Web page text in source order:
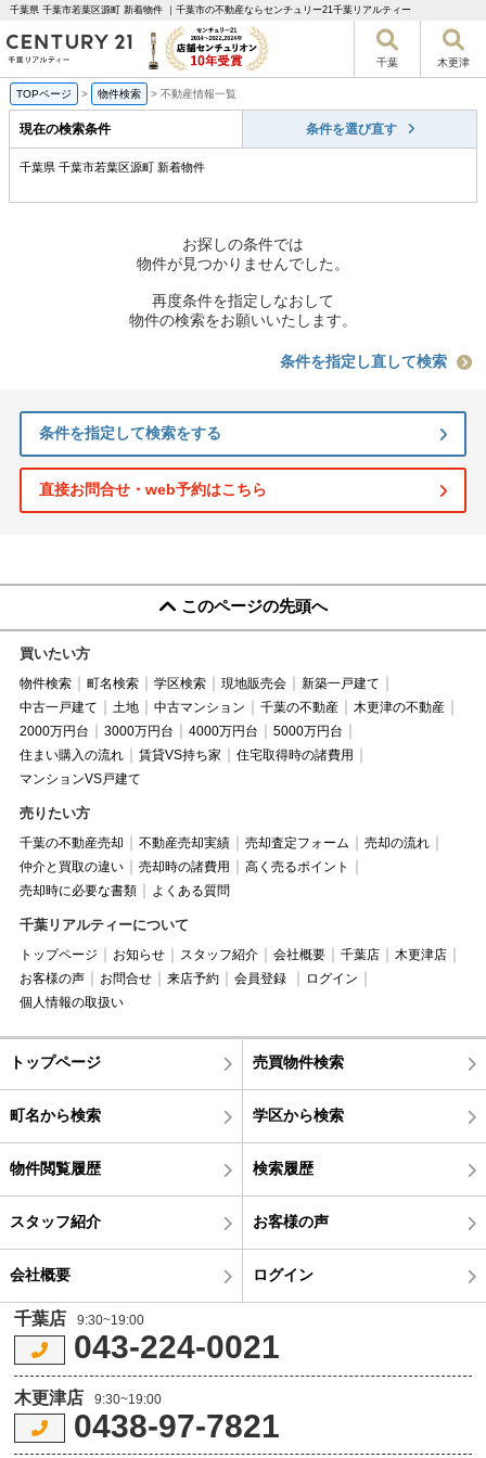
千葉県 千葉市若葉区源町 新着物件 ｜千葉市の不動産ならセンチュリー21千葉リアルティー
千葉 木更津
TOPページ > 物件検索 > 不動産情報一覧
現在の検索条件 条件を選び直す
千葉県 千葉市若葉区源町 新着物件
お探しの条件では
物件が見つかりませんでした。
再度条件を指定しなおして
物件の検索をお願いいたします。
条件を指定し直して検索
条件を指定して検索をする
直接お問合せ・web予約はこちら
このページの先頭へ
買いたい方
物件検索 町名検索 学区検索 現地販売会
新築一戸建て
中古一戸建て
土地 中古マンション 千葉の不動産
木更津の不動産
2000万円台
3000万円台 4000万円台
5000万円台
住まい購入の流れ
賃貸VS持ち家
住宅取得時の諸費用
マンションVS戸建て
売りたい方
千葉の不動産売却 不動産売却実績 売却査定フォーム
売却の流れ
仲介と買取の違い
売却時の諸費用
高く売るポイント
売却時に必要な書類
よくある質問
千葉リアルティーについて
トップページ お知らせ スタッフ紹介 会社概要 千葉店
木更津店
お客様の声
お問合せ 来店予約 会員登録
ログイン
個人情報の取扱い
トップページ 売買物件検索
町名から検索 学区から検索
物件閲覧履歴 検索履歴
スタッフ紹介 お客様の声
会社概要 ログイン
千葉店 9:30~19:00
043-224-0021
木更津店 9:30~19:00
0438-97-7821